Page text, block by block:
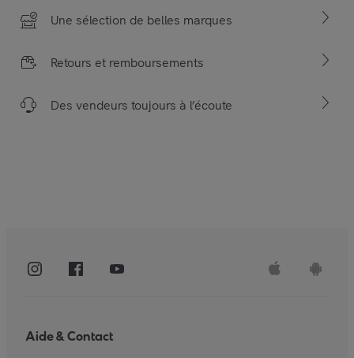
Une sélection de belles marques
Retours et remboursements
Des vendeurs toujours à l’écoute
Aide & Contact